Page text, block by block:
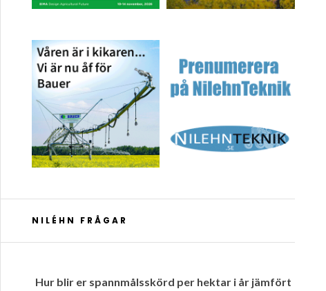
NILÉHN FRÅGAR
Hur blir er spannmålsskörd per hektar i år jämfört